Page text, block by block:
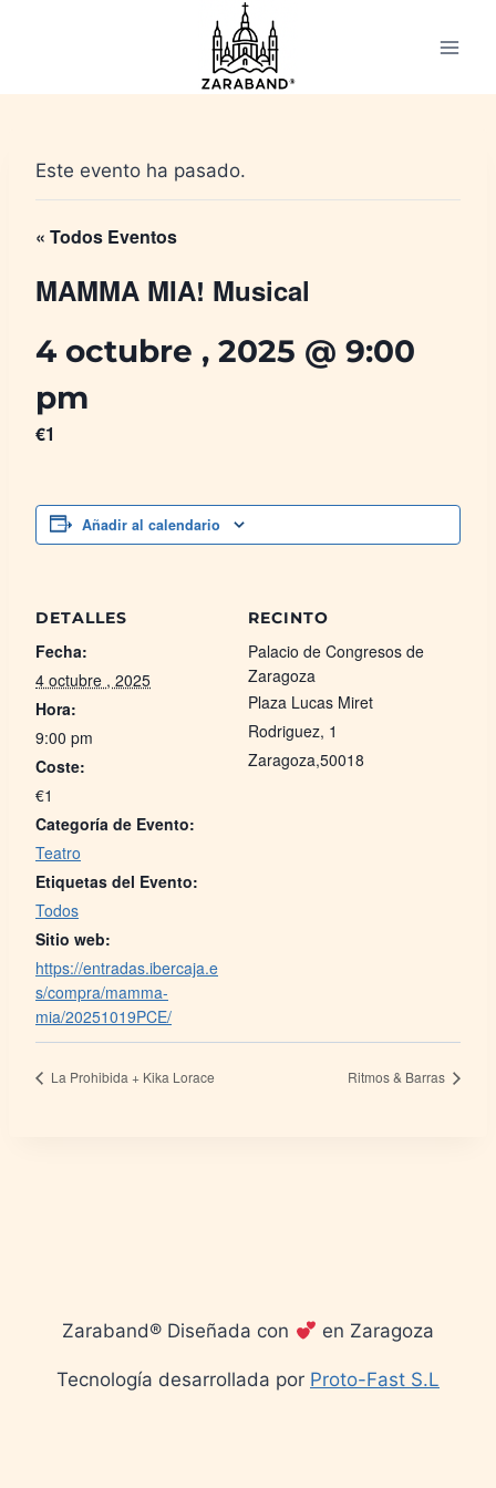
Este evento ha pasado.
« Todos Eventos
MAMMA MIA! Musical
4 octubre , 2025 @ 9:00
pm
€1
Añadir al calendario
DETALLES
Fecha:
4 octubre , 2025
Hora:
9:00 pm
Coste:
€1
Categoría de Evento:
Teatro
Etiquetas del Evento:
Todos
Sitio web:
https://entradas.ibercaja.e
s/compra/mamma-
mia/20251019PCE/
RECINTO
Palacio de Congresos de
Zaragoza
Plaza Lucas Miret
Rodriguez, 1
Zaragoza,50018
La Prohibida + Kika Lorace Ritmos & Barras
Zaraband® Diseñada con en Zaragoza
Tecnología desarrollada por Proto-Fast S.L